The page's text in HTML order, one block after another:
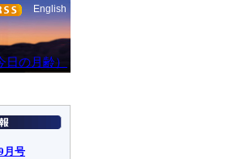
English
月号